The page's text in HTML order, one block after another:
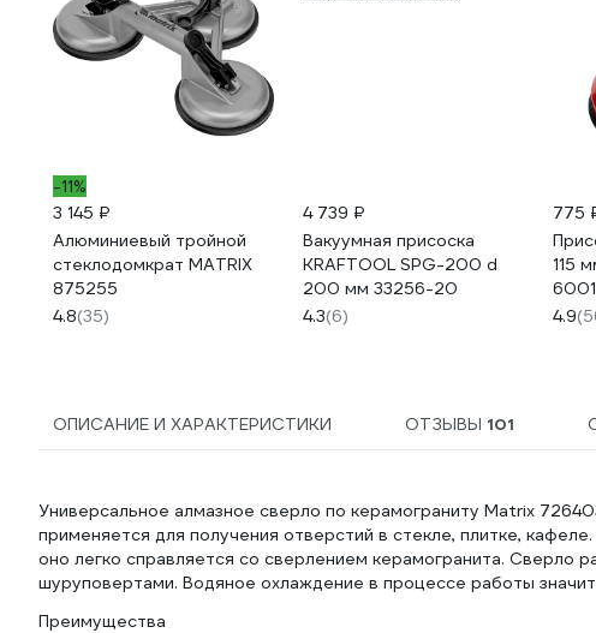
-11%
3 145 ₽
Алюминиевый тройной
стеклодомкрат MATRIX
875255
4.8(35)
4 739 ₽
Вакуумная присоска
KRAFTOOL SPG-200 d
200 мм 33256-20
4.3(6)
775
115
4.9
ОПИСАНИЕ И ХАРАКТЕРИСТИКИ ОТЗЫВЫ 101
Универсальное алмазное сверло по керамограниту Matrix
применяется для получения отверстий в стекле, плитке,
оно легко справляется со сверлением керамогранита. Сверло
шуруповертами. Водяное охлаждение в процессе работы
Преимущества